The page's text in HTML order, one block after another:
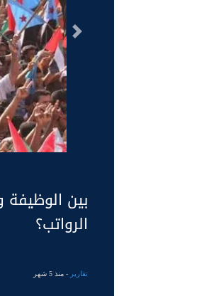
السابق
بين
الرواتب؟
تقارير - منذ 5 شهر